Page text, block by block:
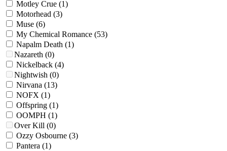
Motley Crue (1)
Motorhead (3)
Muse (6)
My Chemical Romance (53)
Napalm Death (1)
Nazareth (0)
Nickelback (4)
Nightwish (0)
Nirvana (13)
NOFX (1)
Offspring (1)
OOMPH (1)
Over Kill (0)
Ozzy Osbourne (3)
Pantera (1)